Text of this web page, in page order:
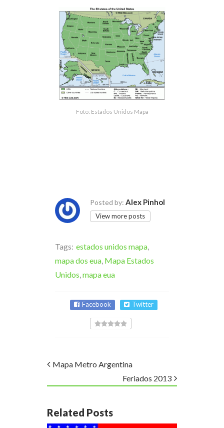
Foto: Estados Unidos Mapa
Posted by: Alex Pinhol
View more posts
Tags: estados unidos mapa
mapa dos eua Mapa Estados
Unidos mapa eua
Facebook Twitter
Mapa Metro Argentina
Feriados 2013
Related Posts